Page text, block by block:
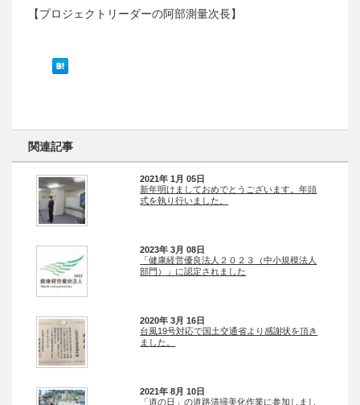
【プロジェクトリーダーの阿部測量次長】
関連記事
2021年 1月 05日
新年明けましておめでとうございます。年頭
式を執り行いました。
2023年 3月 08日
「健康経営優良法人２０２３（中小規模法人
部門）」に認定されました
2020年 3月 16日
台風19号対応で国土交通省より感謝状を頂き
ました。
2021年 8月 10日
「道の日」の道路清掃美化作業に参加しまし